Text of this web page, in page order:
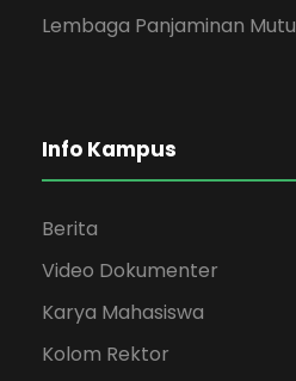
Lembaga Panjaminan Mutu
Info Kampus
Berita
Video Dokumenter
Karya Mahasiswa
Kolom Rektor